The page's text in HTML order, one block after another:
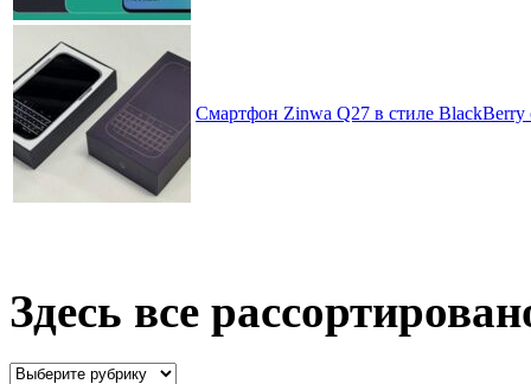
Смартфон Zinwa Q27 в стиле BlackBerry
Здесь все
Здесь